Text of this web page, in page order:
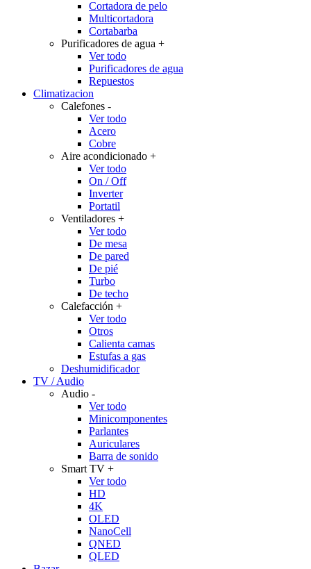
Cortadora de pelo
Multicortadora
Cortabarba
Purificadores de agua +
Ver todo
Purificadores de agua
Repuestos
Climatizacion
Calefones -
Ver todo
Acero
Cobre
Aire acondicionado +
Ver todo
On / Off
Inverter
Portatil
Ventiladores +
Ver todo
De mesa
De pared
De pié
Turbo
De techo
Calefacción +
Ver todo
Otros
Calienta camas
Estufas a gas
Deshumidificador
TV / Audio
Audio -
Ver todo
Minicomponentes
Parlantes
Auriculares
Barra de sonido
Smart TV +
Ver todo
HD
4K
OLED
NanoCell
QNED
QLED